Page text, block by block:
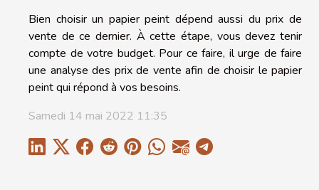
Bien choisir un papier peint dépend aussi du prix de
vente de ce dernier. À cette étape, vous devez tenir
compte de votre budget. Pour ce faire, il urge de faire
une analyse des prix de vente afin de choisir le papier
peint qui répond à vos besoins.
Samedi 14 mai 2022 11:35